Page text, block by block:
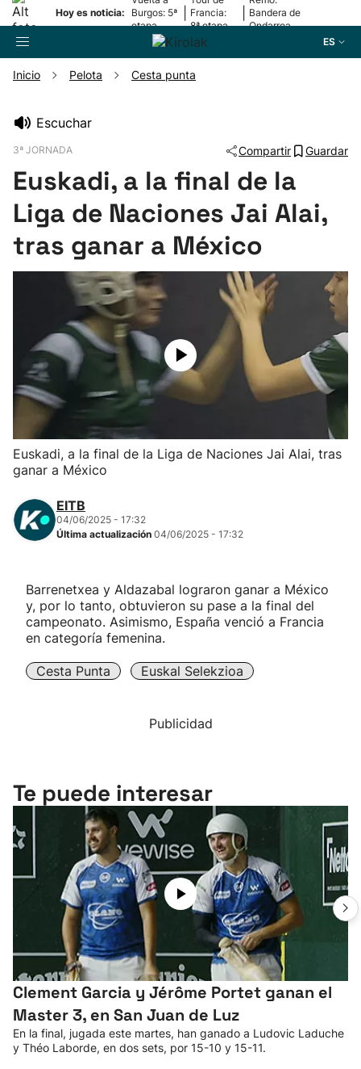
Hoy es noticia:
Burgos: 5ª
etapa
Francia:
8ª etapa
Bandera de
Ondarroa
ES
Pelota
Remo
Baloncesto
Ciclismo
Herri-kirolak
Balonmano
Kirolak 360
Atletismo
Más deportes
Inicio Pelota Cesta punta
Escuchar
3ª JORNADA Compartir Guardar
Euskadi, a la final de la
Liga de Naciones Jai Alai,
tras ganar a México
Euskadi, a la final de la Liga de Naciones Jai Alai, tras
ganar a México
EITB
04/06/2025 - 17:32
Última actualización 04/06/2025 - 17:32
Barrenetxea y Aldazabal lograron ganar a México
y, por lo tanto, obtuvieron su pase a la final del
campeonato. Asimismo, España venció a Francia
en categoría femenina.
Cesta Punta Euskal Selekzioa
Publicidad
Te puede interesar
Clement Garcia y Jérôme Portet ganan el
Master 3, en San Juan de Luz
En la final, jugada este martes, han ganado a Ludovic Laduche
y Théo Laborde, en dos sets, por 15-10 y 15-11.